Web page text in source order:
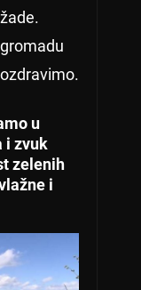
u
i zvuk
zelenih
i